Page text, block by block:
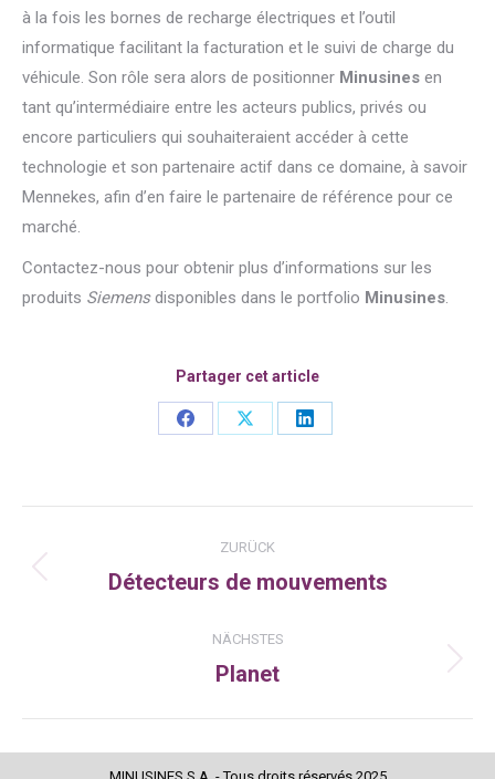
à la fois les bornes de recharge électriques et l’outil
informatique facilitant la facturation et le suivi de charge du
véhicule. Son rôle sera alors de positionner Minusines en
tant qu’intermédiaire entre les acteurs publics, privés ou
encore particuliers qui souhaiteraient accéder à cette
technologie et son partenaire actif dans ce domaine, à savoir
Mennekes, afin d’en faire le partenaire de référence pour ce
marché.
Contactez-nous pour obtenir plus d’informations sur les
produits Siemensdisponibles dans le portfolio Minusines.
Partager cet article
Share
Share
Share
Kommentarnavigation
ZURÜCK
Vorheriger
Détecteurs de mouvements
NÄCHSTES
Nächster
Planet